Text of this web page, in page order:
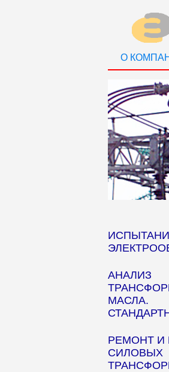
О
АНАЛИЗ
МАСЛА.
РЕМОНТ
СИЛОВЫХ